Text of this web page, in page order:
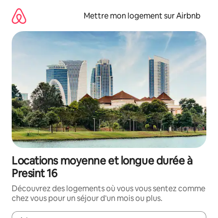
directement
contenu
Mettre mon logement sur Airbnb
Locations moyenne et longue durée à
Presint 16
Découvrez des logements où vous vous sentez comme
chez vous pour un séjour d'un mois ou plus.